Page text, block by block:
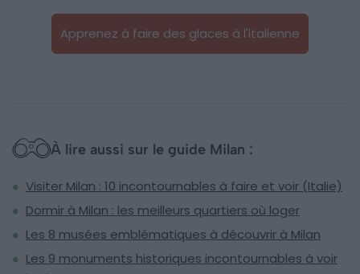
Apprenez à faire des glaces à l'italienne
À lire aussi sur le guide Milan :
Visiter Milan : 10 incontournables à faire et voir (Italie)
Dormir à Milan : les meilleurs quartiers où loger
Les 8 musées emblématiques à découvrir à Milan
Les 9 monuments historiques incontournables à voir